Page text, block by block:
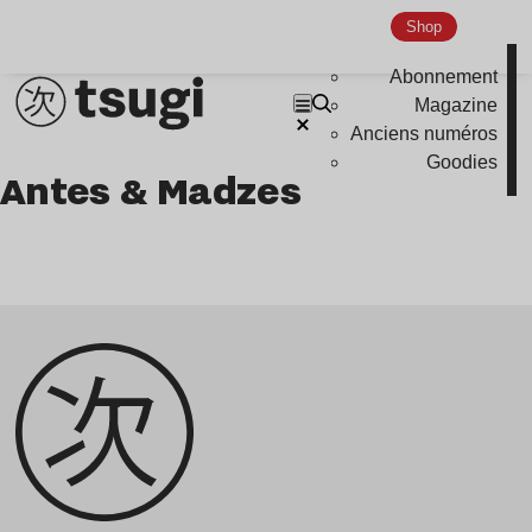
Shop
Abonnement
Magazine
Anciens numéros
Goodies
Genre musicaux
Pop
Ambient
Disco
Hardcore
Global Club
Antes & Madzes